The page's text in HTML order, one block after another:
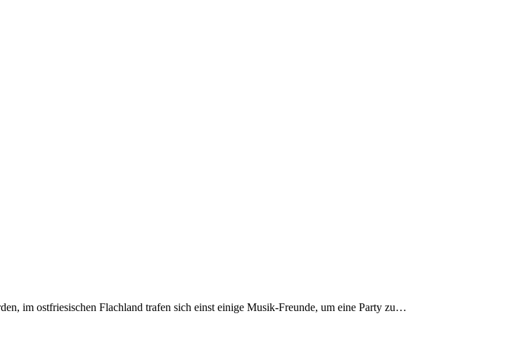
im ostfriesischen Flachland trafen sich einst einige Musik-Freunde, um eine Party zu…